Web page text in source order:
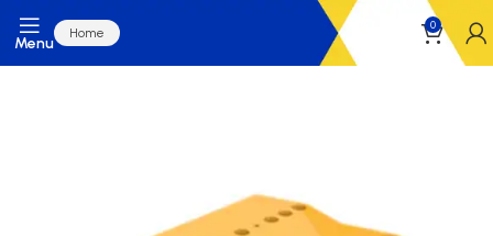
Menu
Home
0